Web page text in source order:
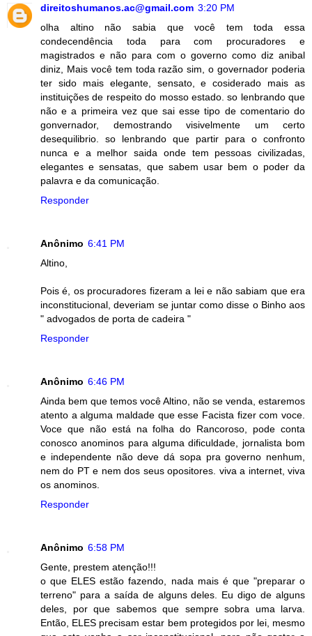
direitoshumanos.ac@gmail.com 3:20 PM
olha altino não sabia que você tem toda essa
condecendência toda para com procuradores e
magistrados e não para com o governo como diz anibal
diniz, Mais você tem toda razão sim, o governador poderia
ter sido mais elegante, sensato, e cosiderado mais as
instituições de respeito do mosso estado. so lenbrando que
não e a primeira vez que sai esse tipo de comentario do
gonvernador, demostrando visivelmente um certo
desequilibrio. so lenbrando que partir para o confronto
nunca e a melhor saida onde tem pessoas civilizadas,
elegantes e sensatas, que sabem usar bem o poder da
palavra e da comunicação.
Responder
Anônimo 6:41 PM
Altino,
Pois é, os procuradores fizeram a lei e não sabiam que era
inconstitucional, deveriam se juntar como disse o Binho aos
" advogados de porta de cadeira "
Responder
Anônimo 6:46 PM
Ainda bem que temos você Altino, não se venda, estaremos
atento a alguma maldade que esse Facista fizer com voce.
Voce que não está na folha do Rancoroso, pode conta
conosco anominos para alguma dificuldade, jornalista bom
e independente não deve dá sopa pra governo nenhum,
nem do PT e nem dos seus opositores. viva a internet, viva
os anominos.
Responder
Anônimo 6:58 PM
Gente, prestem atenção!!!
o que ELES estão fazendo, nada mais é que "preparar o
terreno" para a saída de alguns deles. Eu digo de alguns
deles, por que sabemos que sempre sobra uma larva.
Então, ELES precisam estar bem protegidos por lei, mesmo